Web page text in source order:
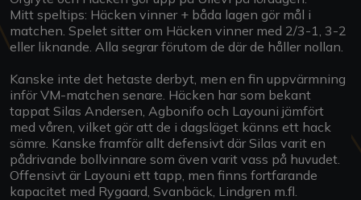
Mitt speltips: Häcken vinner + båda lagen gör mål i
matchen. Spelet sitter om Häcken vinner med 2/3-1, 3-2
eller liknande. Alla segrar förutom de där de håller nollan.
Kanske inte det hetaste derbyt, men en fin uppvärmning
inför VM-matchen senare. Häcken har som bekant
tappat Silas Andersen, Agbonifo och Layouni jämfört
med våren, vilket gör att de i dagsläget känns ett hack
sämre. Kanske framför allt defensivt där Silas varit en
pådrivande bollvinnare som även varit vass på huvudet.
Offensivt är Layouni ett tapp, men finns fortfarande
kapacitet med Rygaard, Svanbäck, Lindgren m.fl.